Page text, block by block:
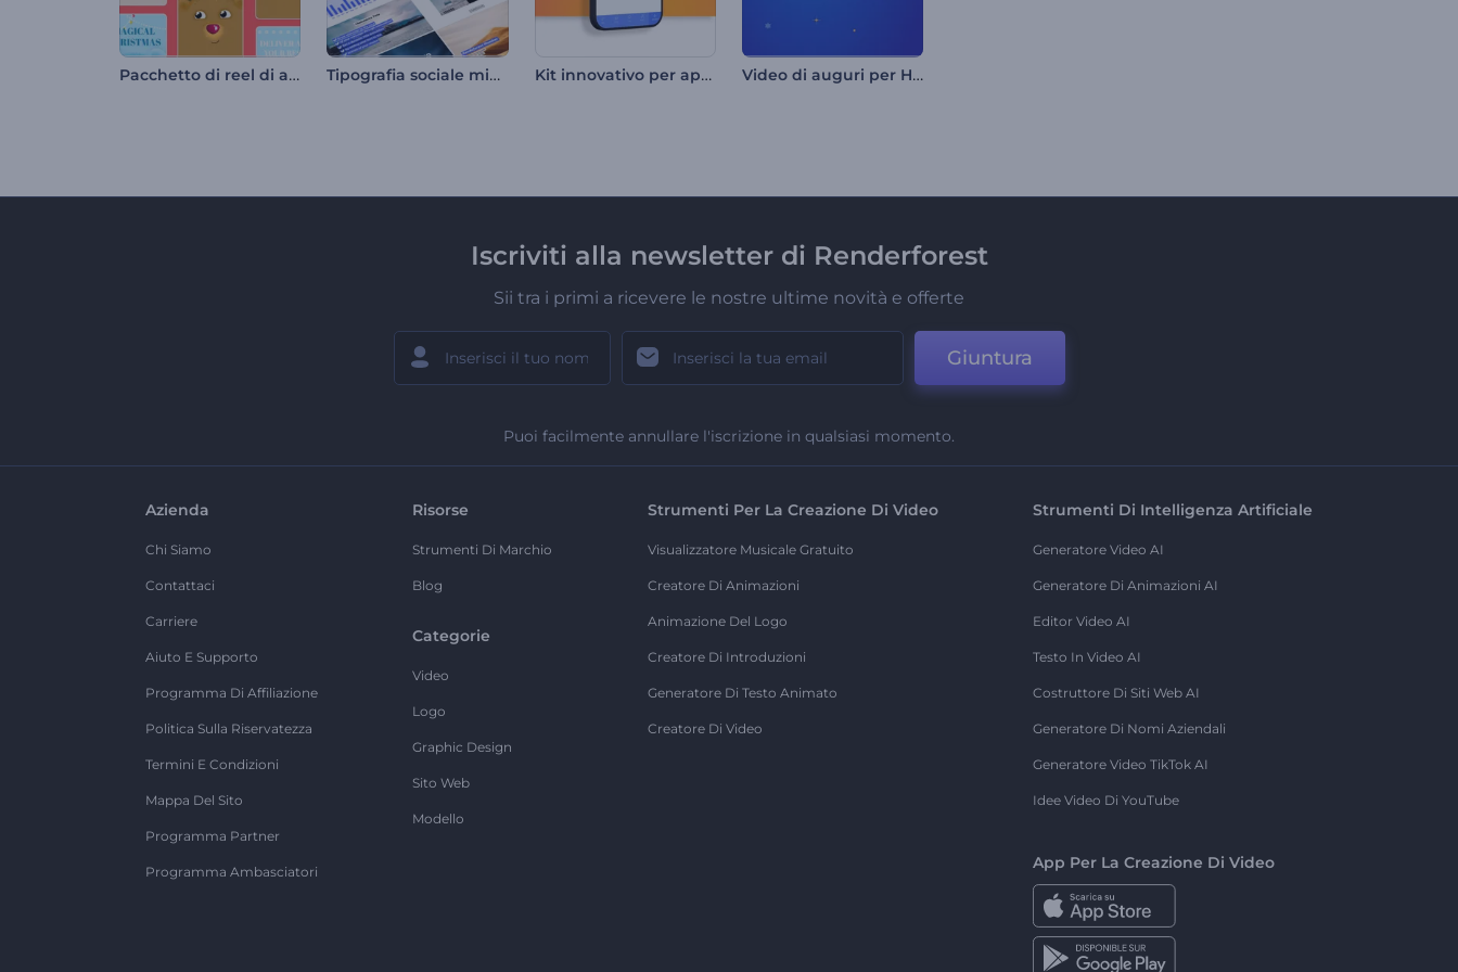
Pacchetto di reel di animazione natalizia Tipografia sociale minimale Kit innovativo per app mobile Video di auguri per Hanukkah
Iscriviti alla newsletter di Renderforest
Sii tra i primi a ricevere le nostre ultime novità e offerte
Giuntura
Puoi facilmente annullare l'iscrizione in qualsiasi momento.
Azienda
Chi Siamo
Contattaci
Carriere
Aiuto E Supporto
Programma Di Affiliazione
Politica Sulla Riservatezza
Termini E Condizioni
Mappa Del Sito
Programma Partner
Programma Ambasciatori
Risorse
Strumenti Di Marchio
Blog
Categorie
Video
Logo
Graphic Design
Sito Web
Modello
Strumenti Per La Creazione Di Video
Visualizzatore Musicale Gratuito
Creatore Di Animazioni
Animazione Del Logo
Creatore Di Introduzioni
Generatore Di Testo Animato
Creatore Di Video
Strumenti Di Intelligenza Artificiale
Generatore Video AI
Generatore Di Animazioni AI
Editor Video AI
Testo In Video AI
Costruttore Di Siti Web AI
Generatore Di Nomi Aziendali
Generatore Video TikTok AI
Idee Video Di YouTube
App Per La Creazione Di Video